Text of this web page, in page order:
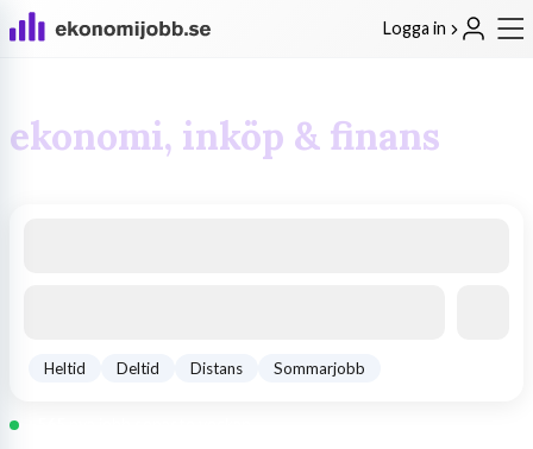
Logga in
ekonomi, inköp & finans
Heltid Deltid Distans Sommarjobb